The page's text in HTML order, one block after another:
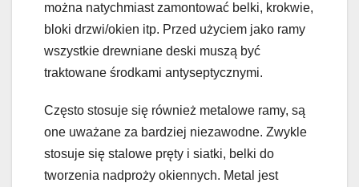
można natychmiast zamontować belki, krokwie,
bloki drzwi/okien itp. Przed użyciem jako ramy
wszystkie drewniane deski muszą być
traktowane środkami antyseptycznymi.
Często stosuje się również metalowe ramy, są
one uważane za bardziej niezawodne. Zwykle
stosuje się stalowe pręty i siatki, belki do
tworzenia nadproży okiennych. Metal jest